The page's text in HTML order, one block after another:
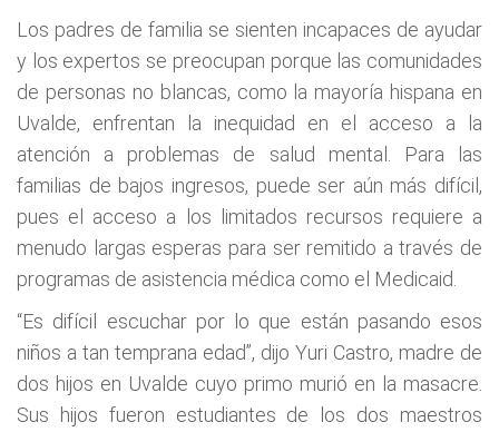
Los padres de familia se sienten incapaces de ayudar
y los expertos se preocupan porque las comunidades
de personas no blancas, como la mayoría hispana en
Uvalde, enfrentan la inequidad en el acceso a la
atención a problemas de salud mental. Para las
familias de bajos ingresos, puede ser aún más difícil,
pues el acceso a los limitados recursos requiere a
menudo largas esperas para ser remitido a través de
programas de asistencia médica como el Medicaid.
“Es difícil escuchar por lo que están pasando esos
niños a tan temprana edad”, dijo Yuri Castro, madre de
dos hijos en Uvalde cuyo primo murió en la masacre.
Sus hijos fueron estudiantes de los dos maestros